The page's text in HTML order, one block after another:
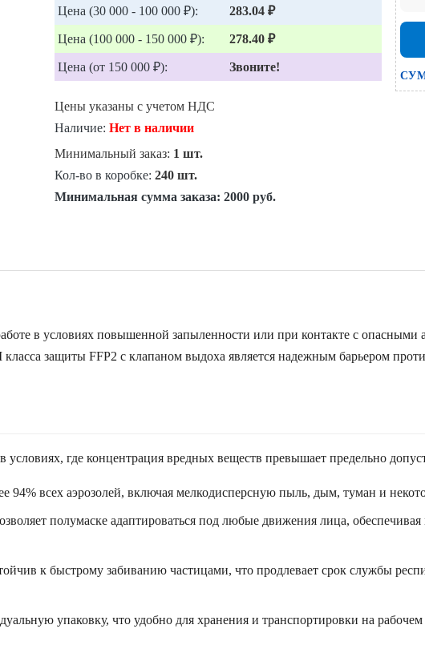
Цена (30 000 - 100 000 ₽): 283.04 ₽
Цена (100 000 - 150 000 ₽): 278.40 ₽
Цена (от 150 000 ₽): Звоните!
Цены указаны с учетом НДС
Наличие: Нет в наличии
Минимальный заказ: 1 шт.
Кол-во в коробке: 240 шт.
Минимальная сумма заказа: 2000 руб.
в условиях повышенной запыленности или при контакте с опасными
защиты FFP2 с клапаном выдоха является надежным барьером
условиях, где концентрация вредных веществ превышает предельно
94% всех аэрозолей, включая мелкодисперсную пыль, дым, туман и
полумаске адаптироваться под любые движения лица, обеспечивая
к быстрому забиванию частицами, что продлевает срок службы
упаковку, что удобно для хранения и транспортировки на рабочем